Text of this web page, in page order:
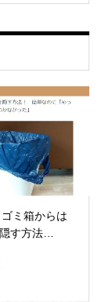
ゴミ箱からは
す方法…